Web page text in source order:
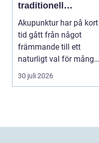
traditionell
kinesisk medicin
möter modern
vardag
Akupunktur har på kort
tid gått från något
främmande till ett
naturligt val för många
som söker lind...
30 juli 2026